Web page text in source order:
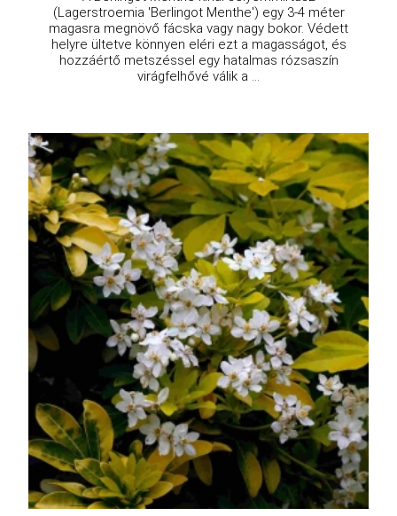
(Lagerstroemia 'Berlingot Menthe') egy 3-4 méter
magasra megnövő fácska vagy nagy bokor. Védett
helyre ültetve könnyen eléri ezt a magasságot, és
hozzáértő metszéssel egy hatalmas rózsaszín
virágfelhővé válik a ...